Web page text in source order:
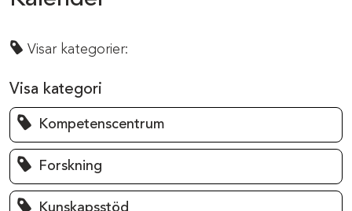
Visar kategorier:
Visa kategori
Kompetenscentrum
Forskning
Kunskapsstöd